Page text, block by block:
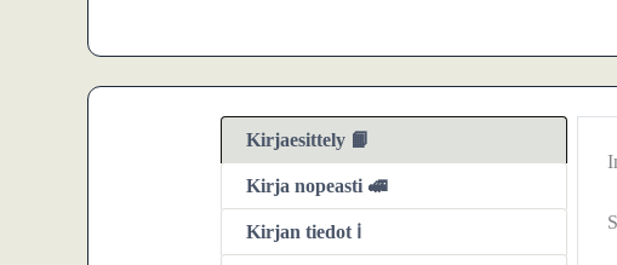
Kirjaesittely 📙
Kirja nopeasti 🚅
Kirjan tiedot ℹ️